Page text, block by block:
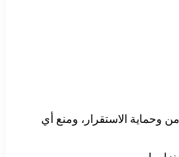
وحماية الاستقرار، ومنع أي